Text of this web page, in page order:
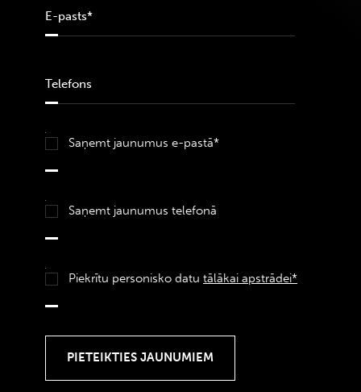
Saņemt jaunumus e-pastā*
Saņemt jaunumus telefonā
Piekrītu personisko datu tālākai apstrādei*